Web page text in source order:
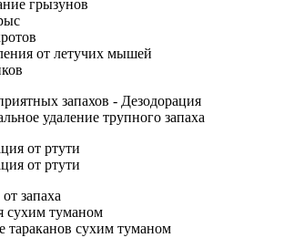
грызунов
от летучих мышей
запахов - Дезодорация
удаление трупного запаха
от ртути
от ртути
запаха
сухим туманом
тараканов сухим туманом